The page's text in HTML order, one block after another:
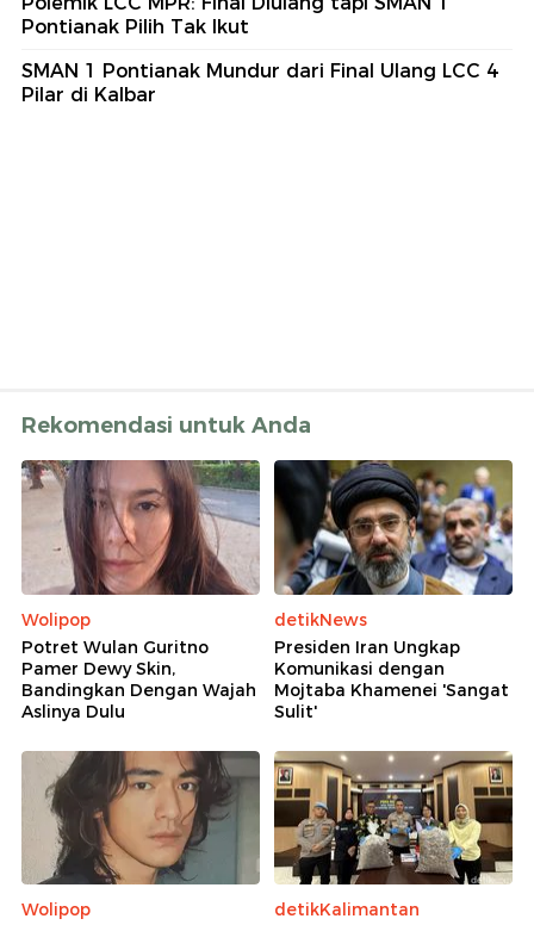
Pontianak Pilih Tak Ikut
SMAN 1 Pontianak Mundur dari Final Ulang LCC 4
Pilar di Kalbar
Rekomendasi untuk Anda
Wolipop
Potret Wulan Guritno
Pamer Dewy Skin,
Bandingkan Dengan Wajah
Aslinya Dulu
detikNews
Presiden Iran Ungkap
Komunikasi dengan
Mojtaba Khamenei 'Sangat
Sulit'
Wolipop
detikKalimantan